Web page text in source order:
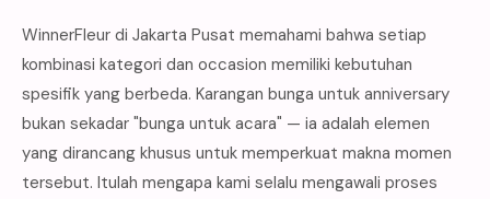
WinnerFleur di Jakarta Pusat memahami bahwa setiap
kombinasi kategori dan occasion memiliki kebutuhan
spesifik yang berbeda. Karangan bunga untuk anniversary
bukan sekadar "bunga untuk acara" — ia adalah elemen
yang dirancang khusus untuk memperkuat makna momen
tersebut. Itulah mengapa kami selalu mengawali proses